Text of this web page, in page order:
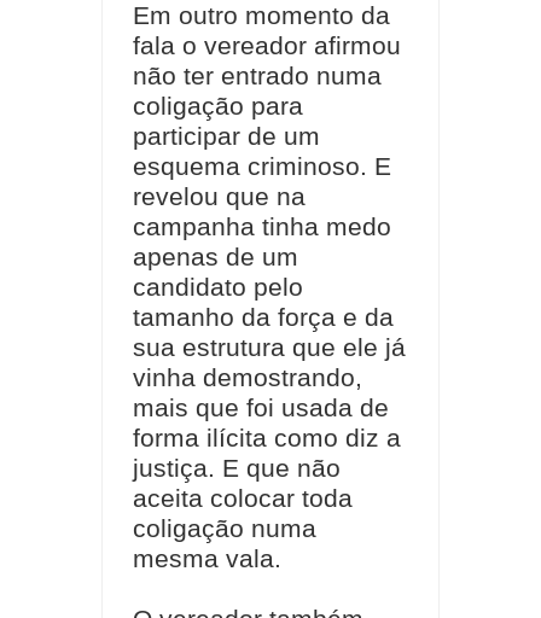
Em outro momento da
fala o vereador afirmou
não ter entrado numa
coligação para
participar de um
esquema criminoso. E
revelou que na
campanha tinha medo
apenas de um
candidato pelo
tamanho da força e da
sua estrutura que ele já
vinha demostrando,
mais que foi usada de
forma ilícita como diz a
justiça. E que não
aceita colocar toda
coligação numa
mesma vala.